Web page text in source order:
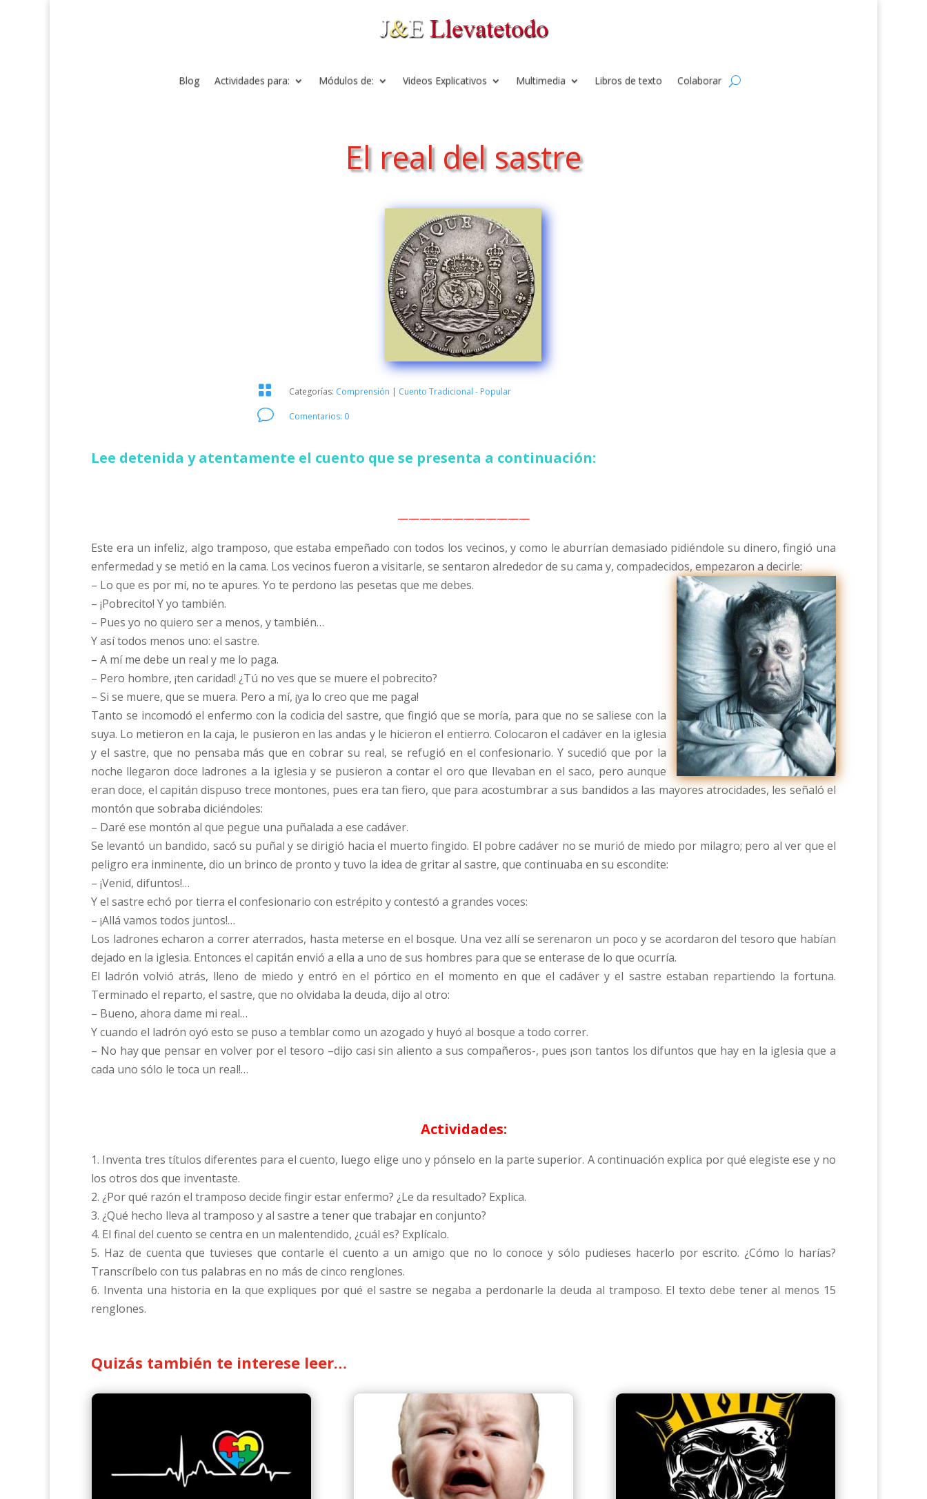
Blog Actividades para: Módulos de: Videos Explicativos Multimedia Libros de texto Colaborar
El real del sastre
 Categorías: Comprensión | Cuento Tradicional - Popular
v Comentarios: 0
Lee detenida y atentamente el cuento que se presenta a continuación:
————————————
Este era un infeliz, algo tramposo, que estaba empeñado con todos los vecinos, y como le aburrían demasiado pidiéndole su dinero, fingió una
enfermedad y se metió en la cama. Los vecinos fueron a visitarle, se sentaron alrededor de su cama y, compadecidos, empezaron a decirle:
– Lo que es por mí, no te apures. Yo te perdono las pesetas que me debes.
– ¡Pobrecito! Y yo también.
– Pues yo no quiero ser a menos, y también…
Y así todos menos uno: el sastre.
– A mí me debe un real y me lo paga.
– Pero hombre, ¡ten caridad! ¿Tú no ves que se muere el pobrecito?
– Si se muere, que se muera. Pero a mí, ¡ya lo creo que me paga!
Tanto se incomodó el enfermo con la codicia del sastre, que fingió que se moría, para que no se saliese con la
suya. Lo metieron en la caja, le pusieron en las andas y le hicieron el entierro. Colocaron el cadáver en la iglesia
y el sastre, que no pensaba más que en cobrar su real, se refugió en el confesionario. Y sucedió que por la
noche llegaron doce ladrones a la iglesia y se pusieron a contar el oro que llevaban en el saco, pero aunque
eran doce, el capitán dispuso trece montones, pues era tan fiero, que para acostumbrar a sus bandidos a las mayores atrocidades, les señaló el
montón que sobraba diciéndoles:
– Daré ese montón al que pegue una puñalada a ese cadáver.
Se levantó un bandido, sacó su puñal y se dirigió hacia el muerto fingido. El pobre cadáver no se murió de miedo por milagro; pero al ver que el
peligro era inminente, dio un brinco de pronto y tuvo la idea de gritar al sastre, que continuaba en su escondite:
– ¡Venid, difuntos!…
Y el sastre echó por tierra el confesionario con estrépito y contestó a grandes voces:
– ¡Allá vamos todos juntos!…
Los ladrones echaron a correr aterrados, hasta meterse en el bosque. Una vez allí se serenaron un poco y se acordaron del tesoro que habían
dejado en la iglesia. Entonces el capitán envió a ella a uno de sus hombres para que se enterase de lo que ocurría.
El ladrón volvió atrás, lleno de miedo y entró en el pórtico en el momento en que el cadáver y el sastre estaban repartiendo la fortuna.
Terminado el reparto, el sastre, que no olvidaba la deuda, dijo al otro:
– Bueno, ahora dame mi real…
Y cuando el ladrón oyó esto se puso a temblar como un azogado y huyó al bosque a todo correr.
– No hay que pensar en volver por el tesoro –dijo casi sin aliento a sus compañeros-, pues ¡son tantos los difuntos que hay en la iglesia que a
cada uno sólo le toca un real!…
Actividades:
1. Inventa tres títulos diferentes para el cuento, luego elige uno y pónselo en la parte superior. A continuación explica por qué elegiste ese y no
los otros dos que inventaste.
2. ¿Por qué razón el tramposo decide fingir estar enfermo? ¿Le da resultado? Explica.
3. ¿Qué hecho lleva al tramposo y al sastre a tener que trabajar en conjunto?
4. El final del cuento se centra en un malentendido, ¿cuál es? Explícalo.
5. Haz de cuenta que tuvieses que contarle el cuento a un amigo que no lo conoce y sólo pudieses hacerlo por escrito. ¿Cómo lo harías?
Transcríbelo con tus palabras en no más de cinco renglones.
6. Inventa una historia en la que expliques por qué el sastre se negaba a perdonarle la deuda al tramposo. El texto debe tener al menos 15
renglones.
Quizás también te interese leer…